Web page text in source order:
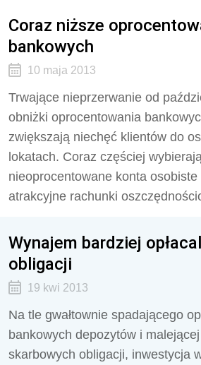
Coraz niższe
bankowych
10 maja 2013
Trwające nieprzerwanie od
obniżki oprocentowania
zwiększają niechęć klientów do
lokatach. Coraz częściej
nieoprocentowane konta osobiste
atrakcyjne rachunki
Wynajem bardziej
obligacji
19 kwi 2013
Na tle gwałtownie spadającego
bankowych depozytów i
skarbowych obligacji, inwestycja